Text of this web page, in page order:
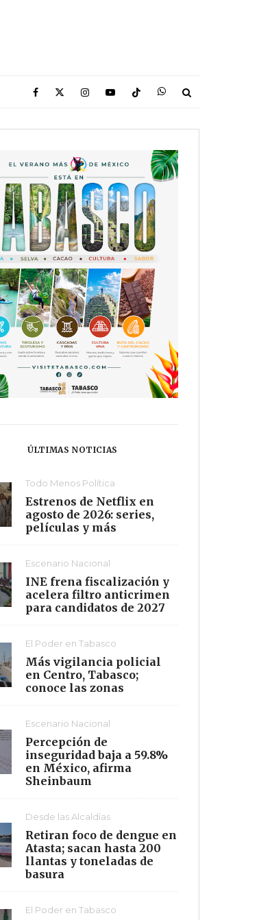
ÚLTIMAS NOTICIAS
Todo Menos Política
Estrenos de Netflix en
agosto de 2026: series,
películas y más
Escenario Nacional
INE frena fiscalización y
acelera filtro anticrimen
para candidatos de 2027
El Poder en Tabasco
Más vigilancia policial
en Centro, Tabasco;
conoce las zonas
Escenario Nacional
Percepción de
inseguridad baja a 59.8%
en México, afirma
Sheinbaum
Desde las Alcaldías
Retiran foco de dengue en
Atasta; sacan hasta 200
llantas y toneladas de
basura
El Poder en Tabasco